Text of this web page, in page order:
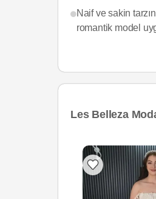
Naif ve sakin
romantik model
Les Belleza